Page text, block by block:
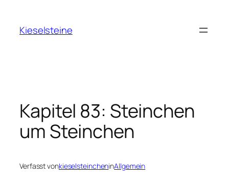
springen
Kieselsteine
Kapitel 83: Steinchen
um Steinchen
Verfasst vonkieselsteincheninAllgemein